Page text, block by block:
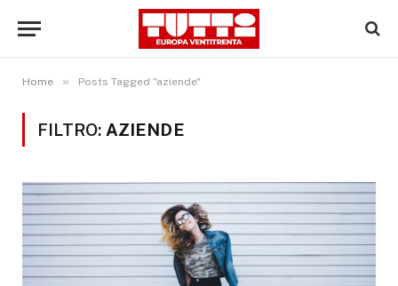
Home » Posts Tagged "aziende"
FILTRO: AZIENDE